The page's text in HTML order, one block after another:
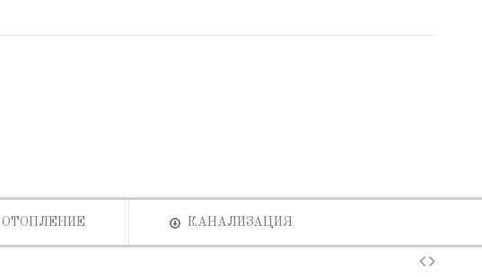
ОТОПЛЕНИЕ КАНАЛИЗАЦИЯ